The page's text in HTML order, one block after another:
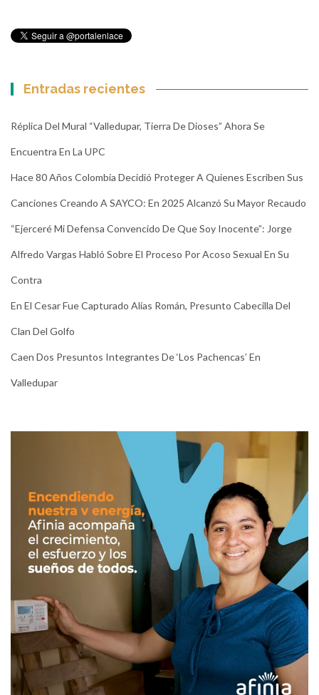
Entradas recientes
Réplica Del Mural “Valledupar, Tierra De Dioses” Ahora Se
Encuentra En La UPC
Hace 80 Años Colombia Decidió Proteger A Quienes Escriben Sus
Canciones Creando A SAYCO: En 2025 Alcanzó Su Mayor Recaudo
“Ejerceré Mi Defensa Convencido De Que Soy Inocente”: Jorge
Alfredo Vargas Habló Sobre El Proceso Por Acoso Sexual En Su
Contra
En El Cesar Fue Capturado Alias Román, Presunto Cabecilla Del
Clan Del Golfo
Caen Dos Presuntos Integrantes De ‘Los Pachencas’ En
Valledupar